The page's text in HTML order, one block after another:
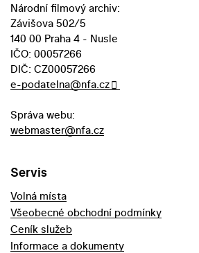
Národní filmový archiv:
Závišova 502/5
140 00 Praha 4 - Nusle
IČO: 00057266
DIČ: CZ00057266
e-podatelna@nfa.cz
Správa webu:
webmaster@nfa.cz
Servis
Volná místa
Všeobecné obchodní podmínky
Ceník služeb
Informace a dokumenty